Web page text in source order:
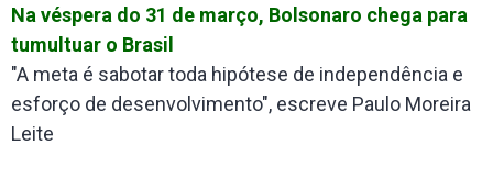
Na véspera do 31 de março, Bolsonaro chega para
tumultuar o Brasil
"A meta é sabotar toda hipótese de independência e
esforço de desenvolvimento", escreve Paulo Moreira
Leite